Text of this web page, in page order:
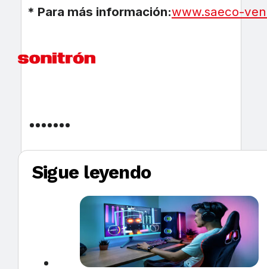
* Para más información:www.saeco-
Sigue leyendo